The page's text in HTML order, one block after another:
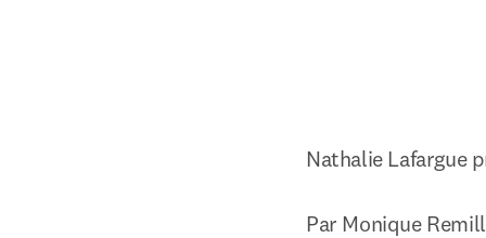
Nathalie Lafargue
Par Monique